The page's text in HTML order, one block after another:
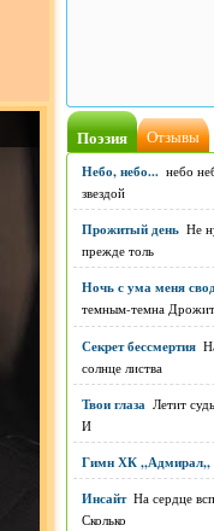
Поэзия Отзывы
Небо, небо... небо
звездой
Прожитый день Не
прежде толь
Ночь с ума меня
темным-темна Дрожит
Секрет бессмертия
солнце листва
Твои глаза Летит
И
Гимн ХК ,,Адмирал,,
Инсайт На сердце
Сколько